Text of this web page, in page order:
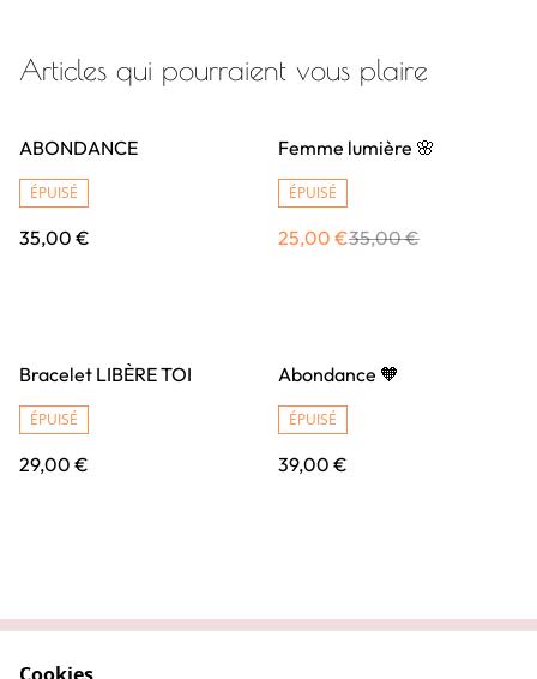
Articles qui pourraient vous plaire
ABONDANCE
ÉPUISÉ
35,00 €
%
Femme lumière 🌸
ÉPUISÉ
25,00 €35,00 €
Bracelet LIBÈRE TOI
ÉPUISÉ
29,00 €
Abondance 🧡
ÉPUISÉ
39,00 €